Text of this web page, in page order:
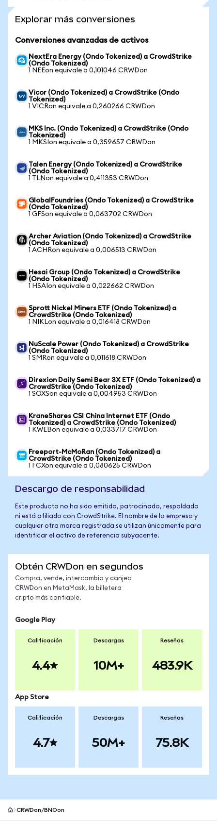
Explorar más conversiones
Conversiones avanzadas de activos
NextEra Energy (Ondo Tokenized) a CrowdStrike
(Ondo Tokenized)
1 NEEon equivale a 0,101046 CRWDon
Vicor (Ondo Tokenized) a CrowdStrike (Ondo
Tokenized)
1 VICRon equivale a 0,260266 CRWDon
MKS Inc. (Ondo Tokenized) a CrowdStrike (Ondo
Tokenized)
1 MKSIon equivale a 0,359657 CRWDon
Talen Energy (Ondo Tokenized) a CrowdStrike
(Ondo Tokenized)
1 TLNon equivale a 0,411353 CRWDon
GlobalFoundries (Ondo Tokenized) a CrowdStrike
(Ondo Tokenized)
1 GFSon equivale a 0,063702 CRWDon
Archer Aviation (Ondo Tokenized) a CrowdStrike
(Ondo Tokenized)
1 ACHRon equivale a 0,006513 CRWDon
Hesai Group (Ondo Tokenized) a CrowdStrike
(Ondo Tokenized)
1 HSAIon equivale a 0,022662 CRWDon
Sprott Nickel Miners ETF (Ondo Tokenized) a
CrowdStrike (Ondo Tokenized)
1 NIKLon equivale a 0,016418 CRWDon
NuScale Power (Ondo Tokenized) a CrowdStrike
(Ondo Tokenized)
1 SMRon equivale a 0,011618 CRWDon
Direxion Daily Semi Bear 3X ETF (Ondo Tokenized) a
CrowdStrike (Ondo Tokenized)
1 SOXSon equivale a 0,004953 CRWDon
KraneShares CSI China Internet ETF (Ondo
Tokenized) a CrowdStrike (Ondo Tokenized)
1 KWEBon equivale a 0,033717 CRWDon
Freeport-McMoRan (Ondo Tokenized) a
CrowdStrike (Ondo Tokenized)
1 FCXon equivale a 0,080625 CRWDon
Descargo de responsabilidad
Este producto no ha sido emitido, patrocinado, respaldado
ni está afiliado con CrowdStrike. El nombre de la empresa y
cualquier otra marca registrada se utilizan únicamente para
identificar el activo de referencia subyacente.
Obtén CRWDon en segundos
Compra, vende, intercambia y canjea
CRWDon en MetaMask, la billetera
cripto más confiable.
Google Play
Calificación
4.4
Descargas
10M+
Reseñas
483.9K
App Store
Calificación
4.7
Descargas
50M+
Reseñas
75.8K
CRWDon/BNOon